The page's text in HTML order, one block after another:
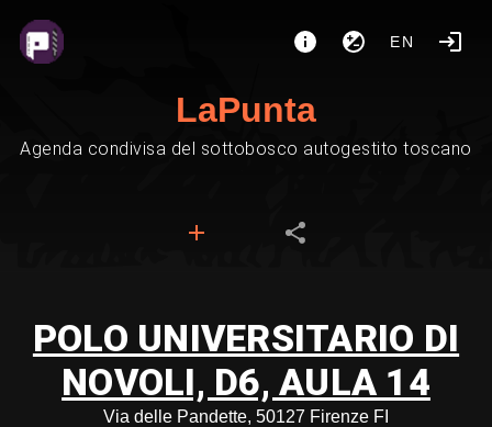
EN
LaPunta
Agenda condivisa del sottobosco autogestito toscano
POLO UNIVERSITARIO DI
NOVOLI, D6, AULA 14
Via delle Pandette, 50127 Firenze FI